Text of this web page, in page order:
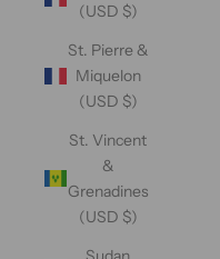
(USD $)
St. Pierre &
Miquelon
(USD $)
St. Vincent
&
Grenadines
(USD $)